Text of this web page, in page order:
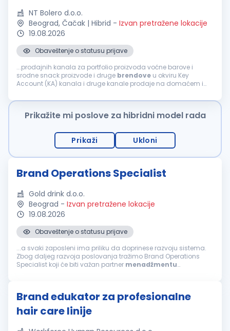
NT Bolero d.o.o.
Beograd, Čačak | Hibrid - Izvan pretražene lokacije
19.08.2026
Obaveštenje o statusu prijave
...prodajnih kanala za portfolio proizvoda voćne barove i
srodne snack proizvode i druge brendove u okviru Key
Account (KA) kanala i druge kanale prodaje na domaćem i
saradnje sa ključnim kupcima...
Prikažite mi poslove za hibridni model rada
Prikaži Ukloni
Brand Operations Specialist
Gold drink d.o.o.
Beograd - Izvan pretražene lokacije
19.08.2026
Obaveštenje o statusu prijave
...a svaki zaposleni ima priliku da doprinese razvoju sistema.
Zbog daljeg razvoja poslovanja tražimo Brand Operations
Specialist koji će biti važan partner menadžmentu
Brand edukator za profesionalne
hair care linije